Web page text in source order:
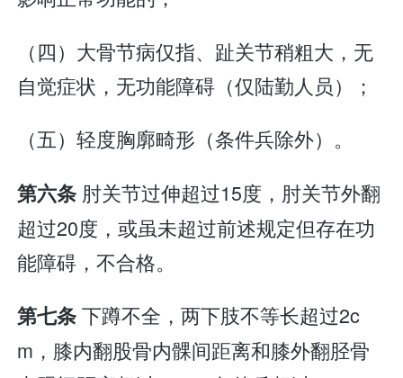
（四）大骨节病仅指、趾关节稍粗大，无
自觉症状，无功能障碍（仅陆勤人员）；
（五）轻度胸廓畸形（条件兵除外）。
第六条 肘关节过伸超过15度，肘关节外翻
超过20度，或虽未超过前述规定但存在功
能障碍，不合格。
第七条下蹲不全，两下肢不等长超过2c
m，膝内翻股骨内髁间距离和膝外翻胫骨